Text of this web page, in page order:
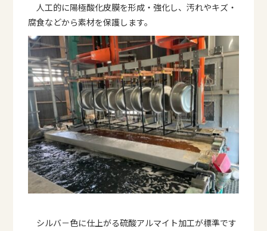
人工的に陽極酸化皮膜を形成・強化し、汚れやキズ・
腐食などから素材を保護します。
シルバ－色に仕上がる硫酸アルマイト加工が標準です